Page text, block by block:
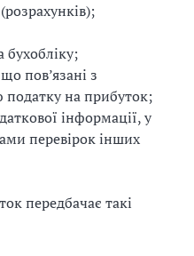
(розрахунків);
бухобліку;
пов’язані з
податку на прибуток;
інформації, у
перевірок інших
передбачає такі